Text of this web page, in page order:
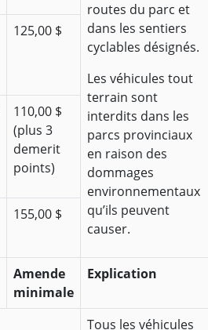
routes du parc et
dans les sentiers
cyclables désignés.
Les véhicules tout
terrain sont
interdits dans les
parcs provinciaux
en raison des
dommages
environnementaux
qu’ils peuvent
causer.
125,00 $
110,00 $
(plus 3
demerit
points)
155,00 $
Amende
minimale
Explication
Tous les véhicules